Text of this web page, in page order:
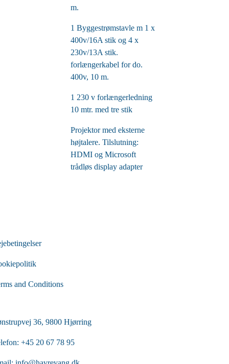
m.
1 Byggestrømstavle m 1 x
400v/16A stik og 4 x
230v/13A stik.
forlængerkabel for do.
400v, 10 m.
1 230 v forlængerledning
10 mtr. med tre stik
Projektor med eksterne
højtalere. Tilslutning:
HDMI og Microsoft
trådløs display adapter
and Conditions
36, 9800 Hjørring
+45 20 67 78 95